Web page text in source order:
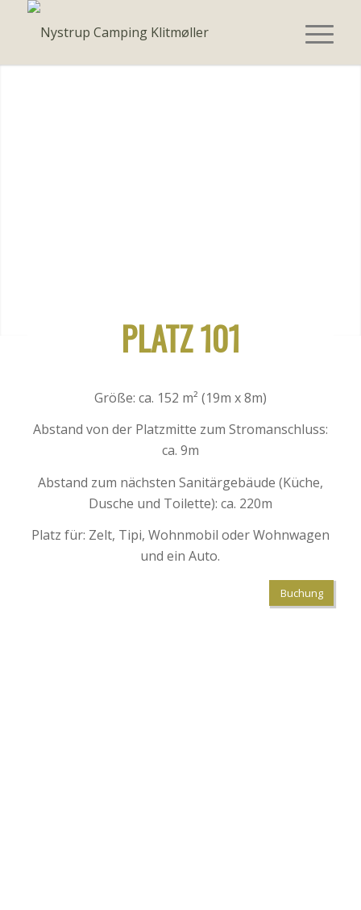
PLATZ 101
Größe: ca. 152 m² (19m x 8m)
Abstand von der Platzmitte zum Stromanschluss:
ca. 9m
Abstand zum nächsten Sanitärgebäude (Küche,
Dusche und Toilette): ca. 220m
Platz für: Zelt, Tipi, Wohnmobil oder Wohnwagen
und ein Auto.
Buchung